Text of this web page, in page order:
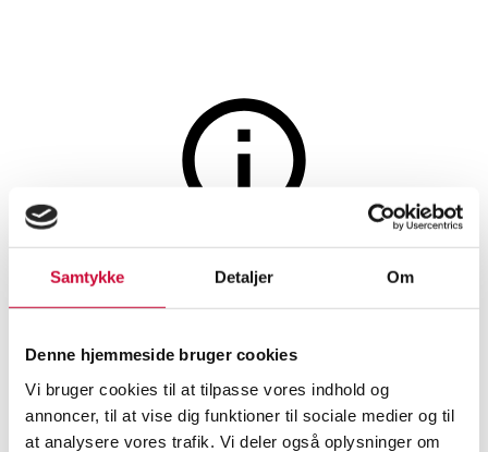
Samtykke Detaljer Om
Denne hjemmeside bruger cookies
Vi bruger cookies til at tilpasse vores indhold og
annoncer, til at vise dig funktioner til sociale medier og til
at analysere vores trafik. Vi deler også oplysninger om
Auktionen er afsluttet
36 fl. Salina, Bobal, Jumilla,
2022. (OC). (36)
SHOWROOMVURDERINGVARENUMMER